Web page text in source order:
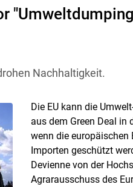
Nachhaltigkeit.
Die EU kann die
aus dem Green Deal in
wenn die europäischen
Importen geschützt
Devienne von der
Agrarausschuss des